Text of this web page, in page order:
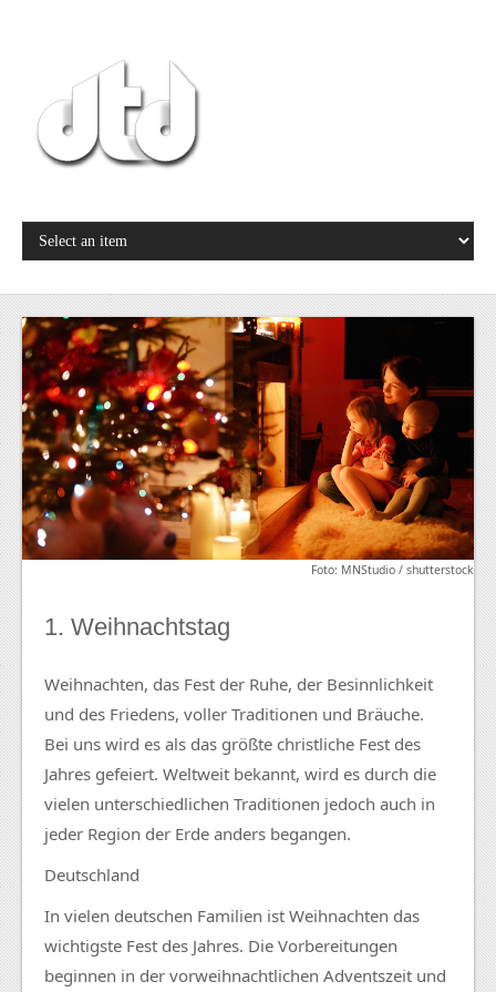
Foto: MNStudio / shutterstock
1. Weihnachtstag
Weihnachten, das Fest der Ruhe, der Besinnlichkeit
und des Friedens, voller Traditionen und Bräuche.
Bei uns wird es als das größte christliche Fest des
Jahres gefeiert. Weltweit bekannt, wird es durch die
vielen unterschiedlichen Traditionen jedoch auch in
jeder Region der Erde anders begangen.
Deutschland
In vielen deutschen Familien ist Weihnachten das
wichtigste Fest des Jahres. Die Vorbereitungen
beginnen in der vorweihnachtlichen Adventszeit und